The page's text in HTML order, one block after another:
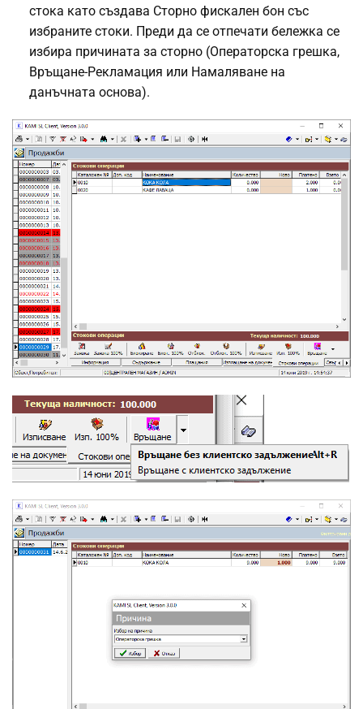
стока като създава Сторно фискален бон със
избраните стоки. Преди да се отпечати бележка се
избира причината за сторно (Операторска грешка,
Връщане-Рекламация или Намаляване на
данъчната основа).